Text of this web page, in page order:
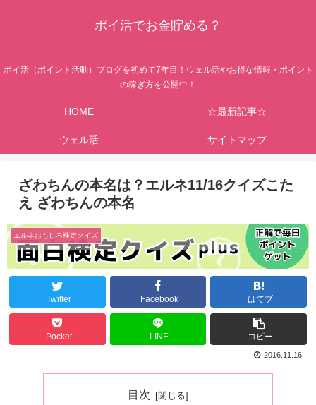
ポイ活でお金貯める？
ポイ活（ポイント活動）ブログを初めて7年目！ウェル活やお得な情報・ポイント
の稼ぎ方を公開中！
HOME ☆最新記事☆
ウェル活 サイトマップ
ざわちんの本名は？エルネ11/16クイズこた
え ざわちんの本名
エルネおもしろ検定クイズ
Twitter Facebook はてブ
Pocket LINE コピー
2016.11.16
目次